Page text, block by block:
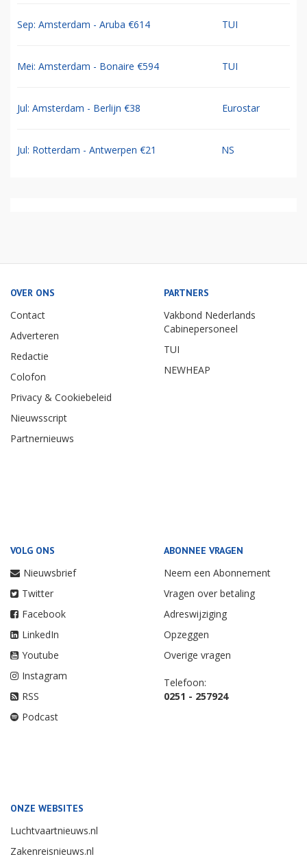
Sep: Amsterdam - Aruba €614 TUI
Mei: Amsterdam - Bonaire €594 TUI
Jul: Amsterdam - Berlijn €38 Eurostar
Jul: Rotterdam - Antwerpen €21 NS
OVER ONS
Contact
Adverteren
Redactie
Colofon
Privacy & Cookiebeleid
Nieuwsscript
Partnernieuws
PARTNERS
Vakbond Nederlands
Cabinepersoneel
TUI
NEWHEAP
VOLG ONS
Nieuwsbrief
Twitter
Facebook
LinkedIn
Youtube
Instagram
RSS
Podcast
ABONNEE VRAGEN
Neem een Abonnement
Vragen over betaling
Adreswijziging
Opzeggen
Overige vragen
Telefoon:
0251 - 257924
ONZE WEBSITES
Luchtvaartnieuws.nl
Zakenreisnieuws.nl